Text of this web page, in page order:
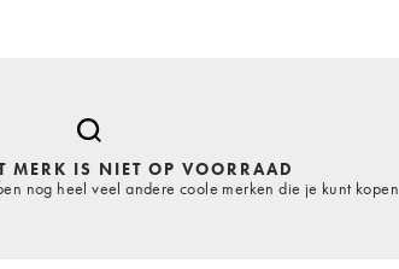
MERK IS NIET OP VOORRAAD
nog heel veel andere coole merken die je kunt kopen